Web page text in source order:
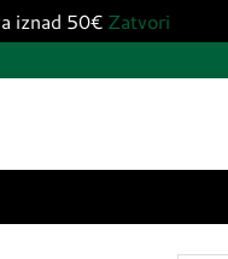
iznad 50€ Zatvori